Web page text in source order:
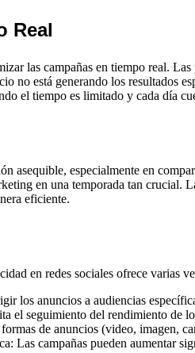
Real
las campañas en tiempo real.
no está generando los resultados
el tiempo es limitado y cada día
asequible, especialmente en
en una temporada tan
eficiente.
en redes sociales ofrece varias
los anuncios a audiencias
el seguimiento del rendimiento de
de anuncios (video, imagen,
Las campañas pueden aumentar